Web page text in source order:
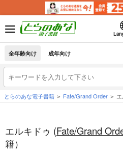
全年齢向け 成年向け
とらのあな電子書籍 Fate/Grand Order
エルキドゥ (Fate/Grand
籍）